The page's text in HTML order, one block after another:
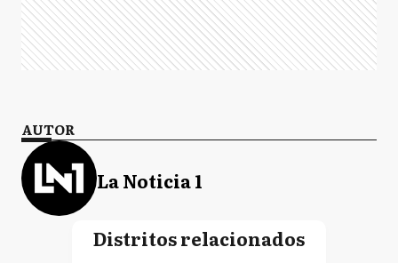
AUTOR
La Noticia 1
Distritos relacionados